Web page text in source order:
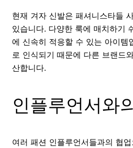
현재 겨자 신발은 패셔니스타들
있습니다. 다양한 룩에 매치하기
에 신속히 적응할 수 있는 아이템
로 인식되기 때문에 다른 브랜드
산합니다.
인플루언서와
여러 패션 인플루언서들과의 협